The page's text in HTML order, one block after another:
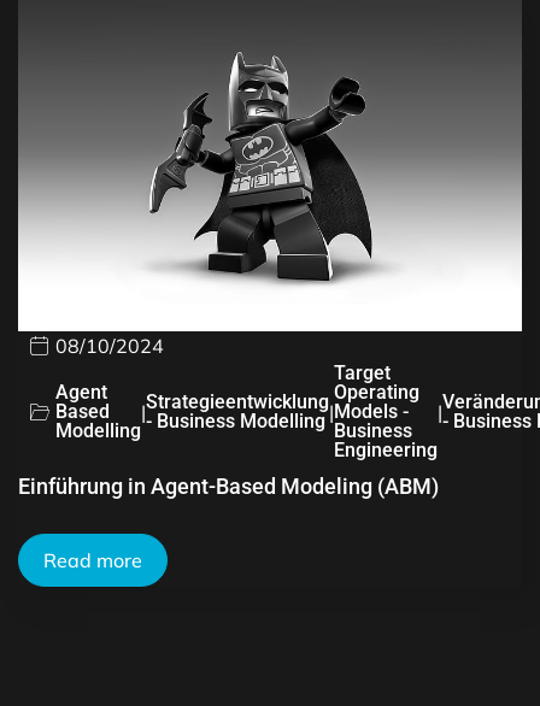
08/10/2024
Agent
Based
Modelling
|Strategieentwicklung
- Business Modelling |
Target
Operating
Models -
Business
Engineering
|- Business
Einführung in Agent-Based Modeling (ABM)
Read more